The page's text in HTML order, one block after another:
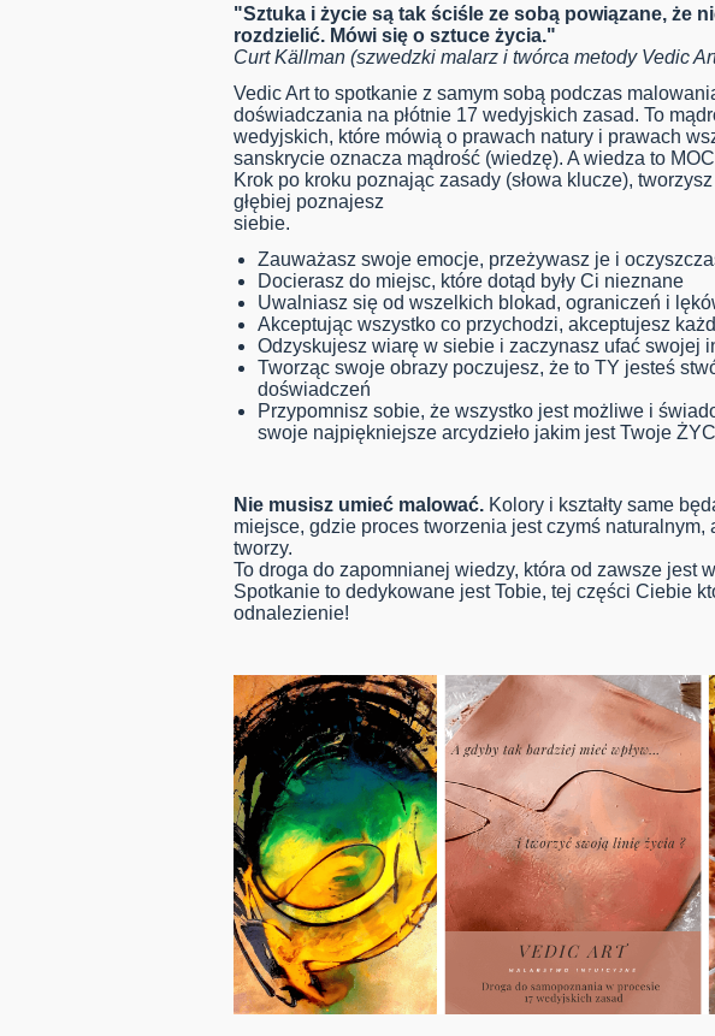
"Sztuka i życie są tak ściśle ze sobą powiązane, że
rozdzielić. Mówi się o sztuce życia."
Curt Källman (szwedzki malarz i twórca metody Vedic
Vedic Art to spotkanie z samym sobą podczas
doświadczania na płótnie 17 wedyjskich zasad. To
wedyjskich, które mówią o prawach natury i prawach
sanskrycie oznacza mądrość (wiedzę). A wiedza to
Krok po kroku poznając zasady (słowa klucze),
głębiej poznajesz
siebie.
Zauważasz swoje emocje, przeżywasz je i
Docierasz do miejsc, które dotąd były Ci nieznane
Uwalniasz się od wszelkich blokad, ograniczeń i
Akceptując wszystko co przychodzi, akceptujesz
Odzyskujesz wiarę w siebie i zaczynasz ufać swojej
Tworząc swoje obrazy poczujesz, że to TY jesteś
doświadczeń
Przypomnisz sobie, że wszystko jest możliwe i
swoje najpiękniejsze arcydzieło jakim jest Twoje
Nie musisz umieć malować. Kolory i kształty same
miejsce, gdzie proces tworzenia jest czymś naturalnym,
tworzy.
To droga do zapomnianej wiedzy, która od zawsze jest
Spotkanie to dedykowane jest Tobie, tej części Ciebie
odnalezienie!